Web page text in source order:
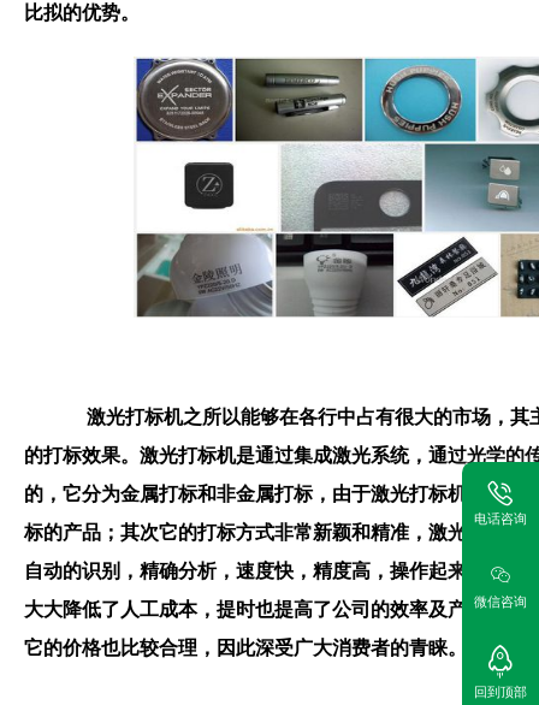
比拟的优势。
激光打标机之所以能够在各行中占有很大的市场，
的打标效果。激光打标机是通过集成激光系统，通过光学的
的，它分为金属打标和非金属打标，由于激光打标机的范围
标的产品；其次它的打标方式非常新颖和精准，激光打标机
自动的识别，精确分析，速度快，精度高，操作起来也比较
大大降低了人工成本，提时也提高了公司的效率及产率。激
它的价格也比较合理，因此深受广大消费者的青睐。
电话咨询
微信咨询
回到顶部